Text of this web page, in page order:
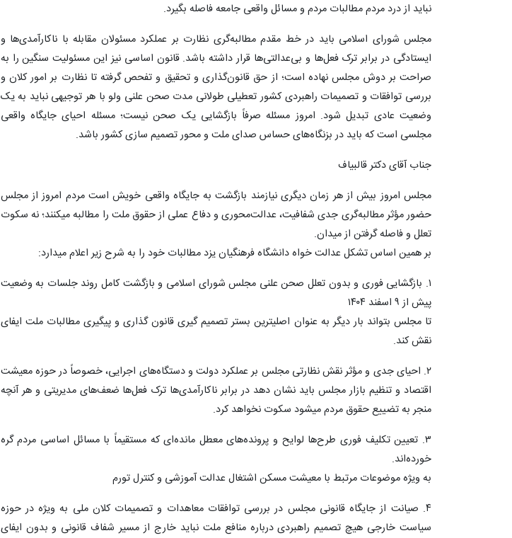
نباید از درد مردم مطالبات مردم و مسائل واقعی جامعه فاصله بگیرد.
مجلس شورای اسلامی باید در خط مقدم مطالبه‌گری نظارت بر عملکرد مسئولان مقابله با ناکارآمدی‌ها و
ایستادگی در برابر ترک فعل‌ها و بی‌عدالتی‌ها قرار داشته باشد. قانون اساسی نیز این مسئولیت سنگین را به
صراحت بر دوش مجلس نهاده است؛ از حق قانون‌گذاری و تحقیق و تفحص گرفته تا نظارت بر امور کلان و
بررسی توافقات و تصمیمات راهبردی کشور تعطیلی طولانی مدت صحن علنی ولو با هر توجیهی نباید به یک
وضعیت عادی تبدیل شود. امروز مسئله صرفاً بازگشایی یک صحن نیست؛ مسئله احیای جایگاه واقعی
مجلسی است که باید در بزنگاه‌های حساس صدای ملت و محور تصمیم سازی کشور باشد.
جناب آقای دکتر قالبیاف
مجلس امروز بیش از هر زمان دیگری نیازمند بازگشت به جایگاه واقعی خویش است مردم امروز از مجلس
حضور مؤثر مطالبه‌گری جدی شفافیت، عدالت‌محوری و دفاع عملی از حقوق ملت را مطالبه میکنند؛ نه سکوت
تعلل و فاصله گرفتن از میدان.
بر همین اساس تشکل عدالت خواه دانشگاه فرهنگیان یزد مطالبات خود را به شرح زیر اعلام میدارد:
۱. بازگشایی فوری و بدون تعلل صحن علنی مجلس شورای اسلامی و بازگشت کامل روند جلسات به وضعیت
پیش از ۹ اسفند ۱۴۰۴
تا مجلس بتواند بار دیگر به عنوان اصلیترین بستر تصمیم گیری قانون گذاری و پیگیری مطالبات ملت ایفای
نقش کند.
۲. احیای جدی و مؤثر نقش نظارتی مجلس بر عملکرد دولت و دستگاه‌های اجرایی، خصوصاً در حوزه معیشت
اقتصاد و تنظیم بازار مجلس باید نشان دهد در برابر ناکارآمدی‌ها ترک فعل‌ها ضعف‌های مدیریتی و هر آنچه
منجر به تضییع حقوق مردم میشود سکوت نخواهد کرد.
۳. تعیین تکلیف فوری طرح‌ها لوایح و پرونده‌های معطل مانده‌ای که مستقیماً با مسائل اساسی مردم گره
خورده‌اند.
به ویژه موضوعات مرتبط با معیشت مسکن اشتغال عدالت آموزشی و کنترل تورم
۴. صیانت از جایگاه قانونی مجلس در بررسی توافقات معاهدات و تصمیمات کلان ملی به ویژه در حوزه
سیاست خارجی هیچ تصمیم راهبردی درباره منافع ملت نباید خارج از مسیر شفاف قانونی و بدون ایفای